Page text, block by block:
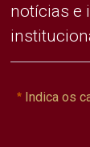
notícias e
Indica os